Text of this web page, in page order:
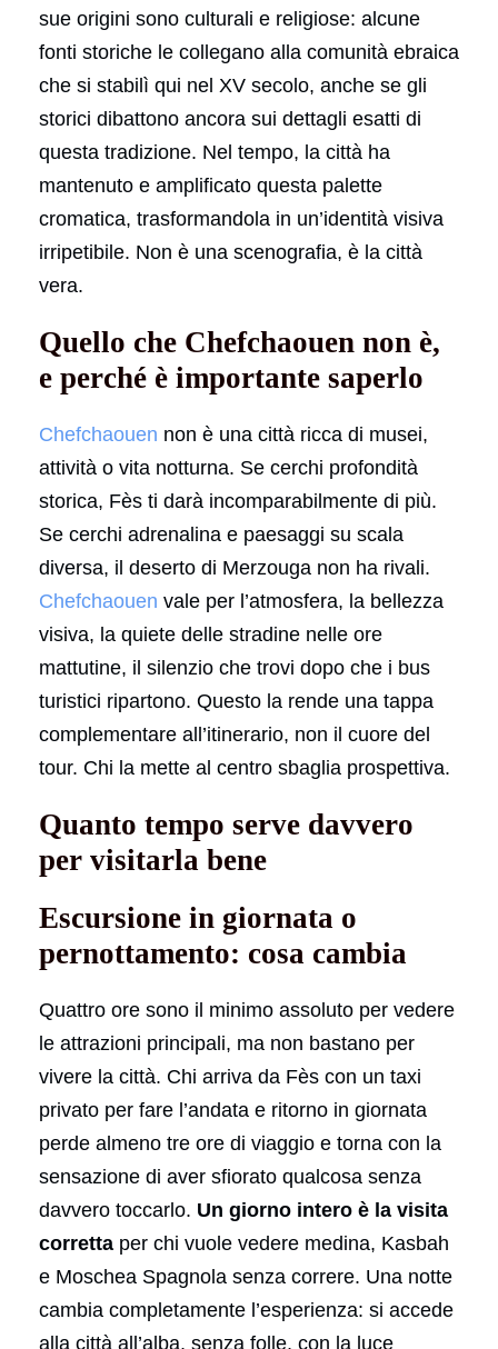
sue origini sono culturali e religiose: alcune
fonti storiche le collegano alla comunità ebraica
che si stabilì qui nel XV secolo, anche se gli
storici dibattono ancora sui dettagli esatti di
questa tradizione. Nel tempo, la città ha
mantenuto e amplificato questa palette
cromatica, trasformandola in un’identità visiva
irripetibile. Non è una scenografia, è la città
vera.
Quello che Chefchaouen non è,
e perché è importante saperlo
Chefchaouen non è una città ricca di musei,
attività o vita notturna. Se cerchi profondità
storica, Fès ti darà incomparabilmente di più.
Se cerchi adrenalina e paesaggi su scala
diversa, il deserto di Merzouga non ha rivali.
Chefchaouen vale per l’atmosfera, la bellezza
visiva, la quiete delle stradine nelle ore
mattutine, il silenzio che trovi dopo che i bus
turistici ripartono. Questo la rende una tappa
complementare all’itinerario, non il cuore del
tour. Chi la mette al centro sbaglia prospettiva.
Quanto tempo serve davvero
per visitarla bene
Escursione in giornata o
pernottamento: cosa cambia
Quattro ore sono il minimo assoluto per vedere
le attrazioni principali, ma non bastano per
vivere la città. Chi arriva da Fès con un taxi
privato per fare l’andata e ritorno in giornata
perde almeno tre ore di viaggio e torna con la
sensazione di aver sfiorato qualcosa senza
davvero toccarlo. Un giorno intero è la visita
corretta per chi vuole vedere medina, Kasbah
e Moschea Spagnola senza correre. Una notte
cambia completamente l’esperienza: si accede
alla città all’alba, senza folle, con la luce